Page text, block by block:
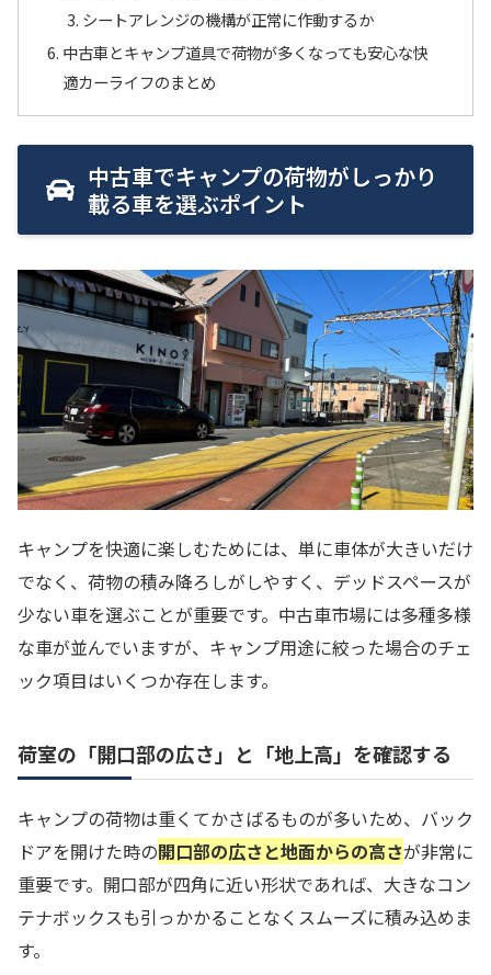
シートアレンジの機構が正常に作動するか
中古車とキャンプ道具で荷物が多くなっても安心な快
適カーライフのまとめ
中古車でキャンプの荷物がしっかり
載る車を選ぶポイント
キャンプを快適に楽しむためには、単に車体が大きいだけ
でなく、荷物の積み降ろしがしやすく、デッドスペースが
少ない車を選ぶことが重要です。中古車市場には多種多様
な車が並んでいますが、キャンプ用途に絞った場合のチェ
ック項目はいくつか存在します。
荷室の「開口部の広さ」と「地上高」を確認する
キャンプの荷物は重くてかさばるものが多いため、バック
ドアを開けた時の開口部の広さと地面からの高さが非常に
重要です。開口部が四角に近い形状であれば、大きなコン
テナボックスも引っかかることなくスムーズに積み込めま
す。